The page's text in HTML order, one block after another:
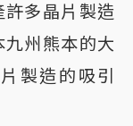
多晶片製造
州熊本的大
製造的吸引